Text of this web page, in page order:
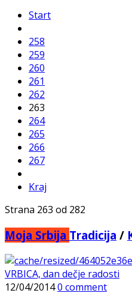
Start
258
259
260
261
262
263
264
265
266
267
Kraj
Strana 263 od 282
Moja Srbija Tradicija /
VRBICA, dan dečje radosti
12/04/20140 comment